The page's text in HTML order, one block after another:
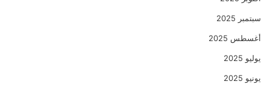
سبتمبر 2025
أغسطس 2025
يوليو 2025
يونيو 2025